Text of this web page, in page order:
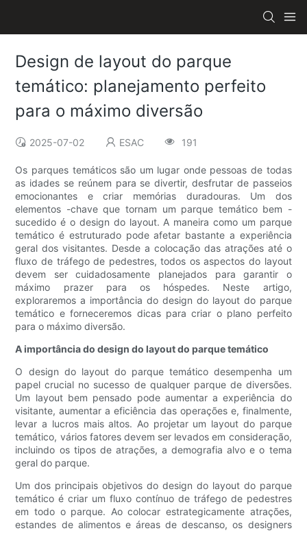
Design de layout do parque
temático: planejamento perfeito
para o máximo diversão
2025-07-02 ESAC 191
Os parques temáticos são um lugar onde pessoas de todas
as idades se reúnem para se divertir, desfrutar de passeios
emocionantes e criar memórias duradouras. Um dos
elementos -chave que tornam um parque temático bem -
sucedido é o design do layout. A maneira como um parque
temático é estruturado pode afetar bastante a experiência
geral dos visitantes. Desde a colocação das atrações até o
fluxo de tráfego de pedestres, todos os aspectos do layout
devem ser cuidadosamente planejados para garantir o
máximo prazer para os hóspedes. Neste artigo,
exploraremos a importância do design do layout do parque
temático e forneceremos dicas para criar o plano perfeito
para o máximo diversão.
A importância do design do layout do parque temático
O design do layout do parque temático desempenha um
papel crucial no sucesso de qualquer parque de diversões.
Um layout bem pensado pode aumentar a experiência do
visitante, aumentar a eficiência das operações e, finalmente,
levar a lucros mais altos. Ao projetar um layout do parque
temático, vários fatores devem ser levados em consideração,
incluindo os tipos de atrações, a demografia alvo e o tema
geral do parque.
Um dos principais objetivos do design do layout do parque
temático é criar um fluxo contínuo de tráfego de pedestres
em todo o parque. Ao colocar estrategicamente atrações,
estandes de alimentos e áreas de descanso, os designers